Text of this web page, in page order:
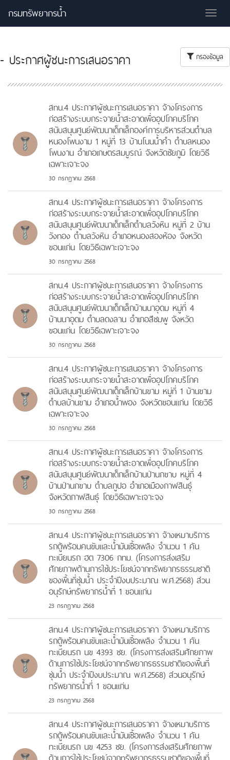
กรมทรัพยากรน้ำ
- ประกาศผู้ชนะการเสนอราคา กรองข้อมูล
สทน.4 ประกาศผู้ชนะการเสนอราคา จ้างโครงการ
ก่อสร้างระบบกระจายน้ำสะอาดเพื่ออุปโภคบริโภค
สนับสนุนศูนย์พัฒนาเด็กเล็กองค์การบริหารส่วนตำบล
หนองโพนงาม 1 หมู่ที่ 13 บ้านโนนน้ำคำ ตำบลหนอง
โพนงาน อำเภอเกษตรสมบูรณ์ จังหวัดชัยภูมิ โดยวิธี
เฉพาะเจาะจง
30 กรกฎาคม 2568
สทน.4 ประกาศผู้ชนะการเสนอราคา จ้างโครงการ
ก่อสร้างระบบกระจายน้ำสะอาดเพื่ออุปโภคบริโภค
สนับสนุนศูนย์พัฒนาเด็กเล็กตำบลวังหิน หมู่ที่ 2 บ้าน
วังทอง ตำบลวังหิน อำเภอหนองสองห้อง จังหวัด
ขอนแก่น โดยวิธีเฉพาะเจาะจง
30 กรกฎาคม 2568
สทน.4 ประกาศผู้ชนะการเสนอราคา จ้างโครงการ
ก่อสร้างระบบกระจายน้ำสะอาดเพื่ออุปโภคบริโภค
สนับสนุนศูนย์พัฒนาเด็กเล็กบ้านนาอุดม หมู่ที่ 4
บ้านนาอุดม ตำบลดงลาน อำเภอสีชมพู จังหวัด
ขอนแก่น โดยวิธีเฉพาะเจาะจง
30 กรกฎาคม 2568
สทน.4 ประกาศผู้ชนะการเสนอราคา จ้างโครงการ
ก่อสร้างระบบกระจายน้ำสะอาดเพื่ออุปโภคบริโภค
สนับสนุนศูนย์พัฒนาเด็กเล็กบ้านขาม หมู่ที่ 1 บ้านขาม
ตำบลบ้านขาม อำเภอน้ำพอง จังหวัดขอนแก่น โดยวิธี
เฉพาะเจาะจง
30 กรกฎาคม 2568
สทน.4 ประกาศผู้ชนะการเสนอราคา จ้างโครงการ
ก่อสร้างระบบกระจายน้ำสะอาดเพื่ออุปโภคบริโภค
สนับสนุนศูนย์พัฒนาเด็กเล็กบ้านป่านกขาบ หมู่ที่ 4
บ้านป่านกขาบ ตำบลภูปอ อำเภอเมืองกาฬสินธุ์
จังหวัดกาฬสินธุ์ โดยวิธีเฉพาะเจาะจง
30 กรกฎาคม 2568
สทน.4 ประกาศผู้ชนะการเสนอราคา จ้างเหมาบริการ
รถตู้พร้อมคนขับและน้ำมันเชื้อเพลิง จำนวน 1 คัน
ทะเบียนรถ ฮต 7306 กทม. (โครงการส่งเสริม
ศักยภาพด้านการใช้ประโยชน์จากทรัพยากรธรรมชาติ
ของพื้นที่ชุ่มน้ำ ประจำปีงบประมาณ พ.ศ.2568) ส่วน
อนุรักษ์ทรัพยากรน้ำที่ 1 ขอนแก่น
23 กรกฎาคม 2568
สทน.4 ประกาศผู้ชนะการเสนอราคา จ้างเหมาบริการ
รถตู้พร้อมคนขับและน้ำมันเชื้อเพลิง จำนวน 1 คัน
ทะเบียนรถ นข 4393 ชย. (โครงการส่งเสริมศักยภาพ
ด้านการใช้ประโยชน์จากทรัพยากรธรรมชาติของพื้นที่
ชุ่มน้ำ ประจำปีงบประมาณ พ.ศ.2568) ส่วนอนุรักษ์
ทรัพยากรน้ำที่ 1 ขอนแก่น
23 กรกฎาคม 2568
สทน.4 ประกาศผู้ชนะการเสนอราคา จ้างเหมาบริการ
รถตู้พร้อมคนขับและน้ำมันเชื้อเพลิง จำนวน 1 คัน
ทะเบียนรถ นข 4253 ชย. (โครงการส่งเสริมศักยภาพ